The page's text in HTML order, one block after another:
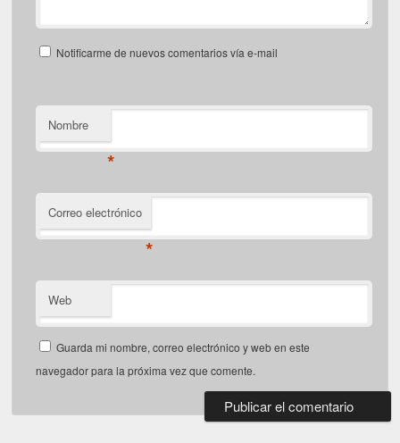
Notificarme de nuevos comentarios vía e-mail
Nombre
*
Correo electrónico
*
Web
Guarda mi nombre, correo electrónico y web en este
navegador para la próxima vez que comente.